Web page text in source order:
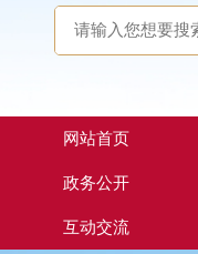
网站首页
政务公开
互动交流